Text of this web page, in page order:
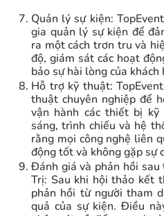
Quản lý sự kiện:
gia quản lý sự kiện để
ra một cách trơn tru và
độ, giám sát các hoạt
bảo sự hài lòng của khách
Hỗ trợ kỹ thuật:
thuật chuyên nghiệp để
vận hành các thiết bị
sáng, trình chiếu và hệ
rằng mọi công nghệ liên
động tốt và không gặp sự
Đánh giá và phản hồi
Trị: Sau khi hội thảo kết
phản hồi từ người tham
quả của sự kiện. Điều